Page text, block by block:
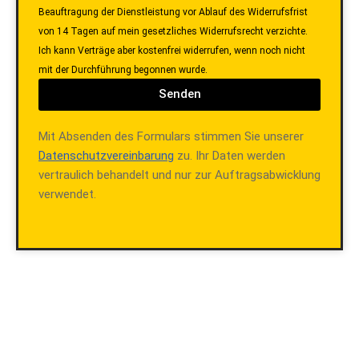
Beauftragung der Dienstleistung vor Ablauf des Widerrufsfrist
von 14 Tagen auf mein gesetzliches Widerrufsrecht verzichte.
Ich kann Verträge aber kostenfrei widerrufen, wenn noch nicht
mit der Durchführung begonnen wurde.
Senden
Mit Absenden des Formulars stimmen Sie unserer
Datenschutzvereinbarung zu. Ihr Daten werden
vertraulich behandelt und nur zur Auftragsabwicklung
verwendet.